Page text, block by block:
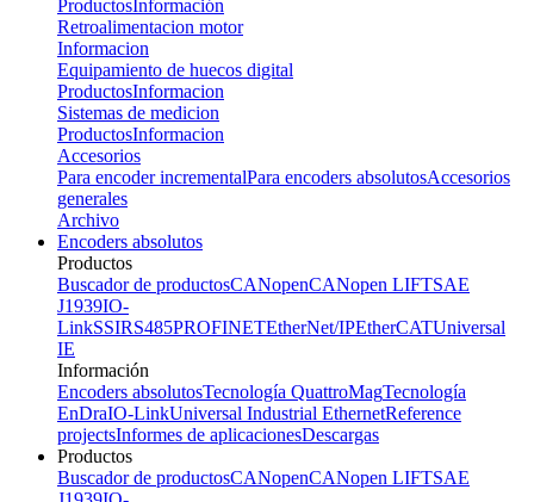
ProductosInformación
Retroalimentacion motor
Informacion
Equipamiento de huecos digital
ProductosInformacion
Sistemas de medicion
ProductosInformacion
Accesorios
Para encoder incrementalPara encoders absolutosAccesorios
generales
Archivo
Encoders absolutos
Productos
Buscador de productosCANopenCANopen LIFTSAE
J1939IO-
LinkSSIRS485PROFINETEtherNet/IPEtherCATUniversal
IE
Información
Encoders absolutosTecnología QuattroMagTecnología
EnDraIO-LinkUniversal Industrial EthernetReference
projectsInformes de aplicacionesDescargas
Productos
Buscador de productosCANopenCANopen LIFTSAE